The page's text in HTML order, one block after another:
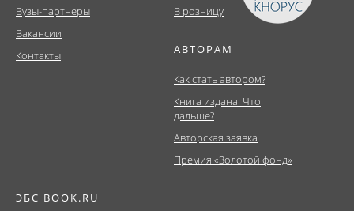
Вузы-партнеры
Вакансии
Контакты
В розницу
АВТОРАМ
Как стать автором?
Книга издана. Что
дальше?
Авторская заявка
Премия «Золотой фонд»
ЭБС BOOK.RU